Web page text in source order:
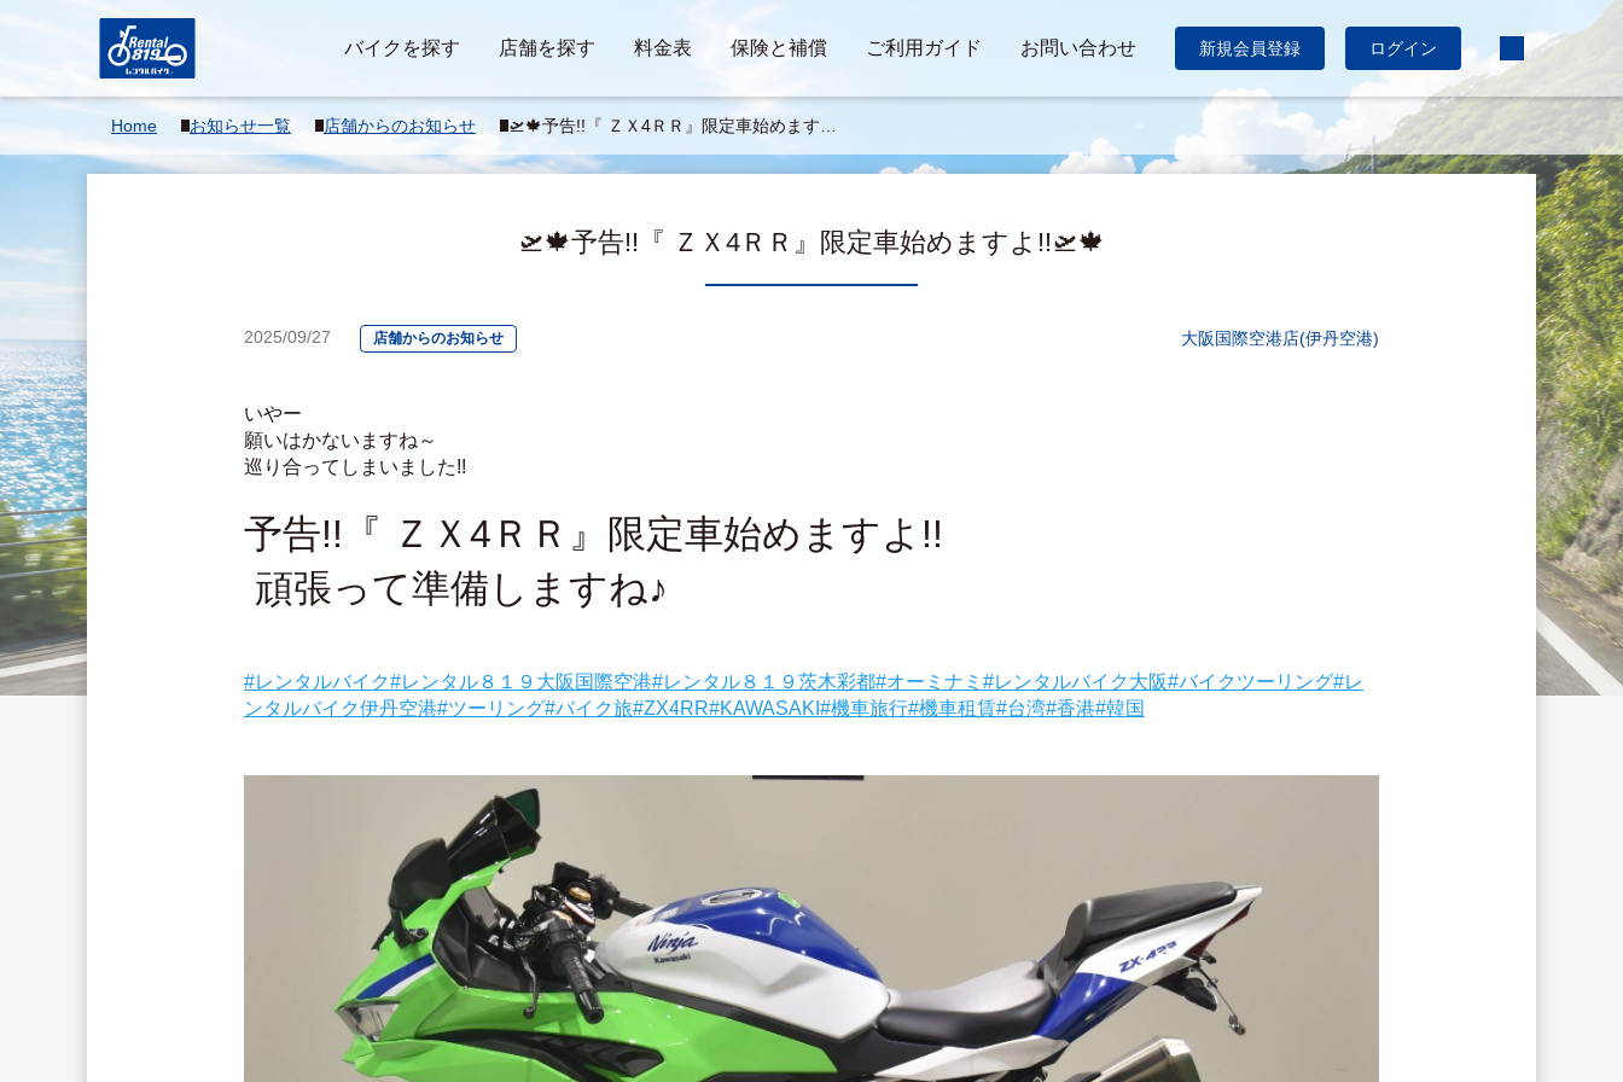
バイクを探す 店舗を探す 料金表 保険と補償 ご利用ガイド お問い合わせ 新規会員登録 ログイン
Home お知らせ一覧 店舗からのお知らせ
🛫🍁予告!!『 ＺＸ4ＲＲ』限定車始めますよ!!
🛫🍁
🛫🍁予告!!『 ＺＸ4ＲＲ』限定車始めますよ!!🛫🍁
2025/09/27 店舗からのお知らせ 大阪国際空港店(伊丹空港)
いやー
願いはかないますね～
巡り合ってしまいました!!
予告!!『 ＺＸ4ＲＲ』限定車始めますよ!!
頑張って準備しますね♪
#レンタルバイク#レンタル８１９大阪国際空港#レンタル８１９茨木彩都#オーミナミ #レンタルバイク大阪#バイクツーリング#レ
ンタルバイク伊丹空港#ツーリング#バイク旅#ZX4RR#KAWASAKI #機車旅行#機車租賃#台湾#香港#韓国